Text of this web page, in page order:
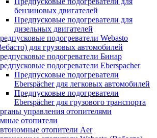
бензиновых двигателей
Предпусковые подогреватели для
дизельных двигателей
подогреватели Webasto
для грузовых автомобилей
подогреватели Бинар
подогреватели Eberspacher
Предпусковые подогреватели
Eberspächer для легковых автомобилей
Предпусковые подогреватели
Eberspächer для грузового транспорта
управления отопителями
отопители
отопители Аer